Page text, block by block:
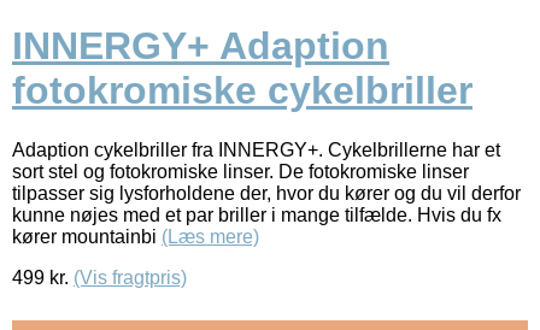
INNERGY+ Adaption
fotokromiske cykelbriller
Adaption cykelbriller fra INNERGY+. Cykelbrillerne har et
sort stel og fotokromiske linser. De fotokromiske linser
tilpasser sig lysforholdene der, hvor du kører og du vil derfor
kunne nøjes med et par briller i mange tilfælde. Hvis du fx
kører mountainbi (Læs mere)
499 kr. (Vis fragtpris)